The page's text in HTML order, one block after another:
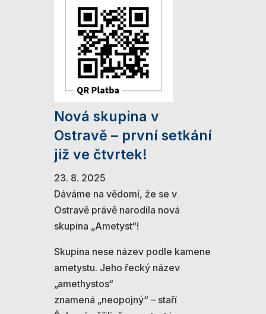
Nová skupina v
Ostravě – první setkání
již ve čtvrtek!
23. 8. 2025
Dáváme na vědomí, že se v
Ostravě právě narodila nová
skupina „Ametyst“!
Skupina nese název podle kamene
ametystu. Jeho řecký název
„amethystos“
znamená „neopojný“ – staří